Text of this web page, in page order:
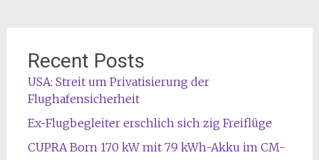
Recent Posts
USA: Streit um Privatisierung der
Flughafensicherheit
Ex-Flugbegleiter erschlich sich zig Freiflüge
CUPRA Born 170 kW mit 79 kWh-Akku im CM-